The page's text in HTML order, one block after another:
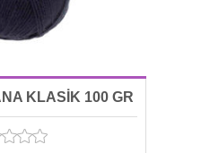
KLASİK 100 GR